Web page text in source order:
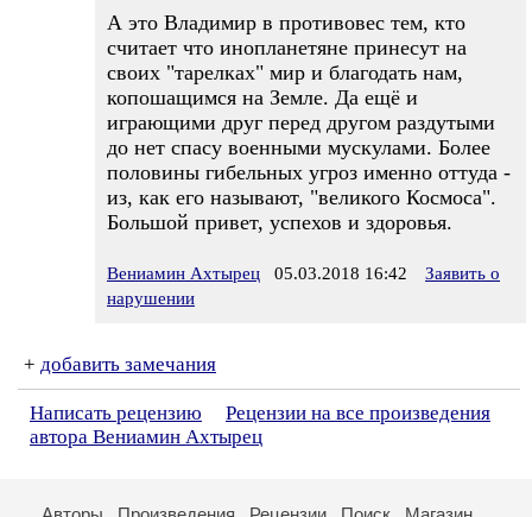
А это Владимир в противовес тем, кто
считает что инопланетяне принесут на
своих "тарелках" мир и благодать нам,
копошащимся на Земле. Да ещё и
играющими друг перед другом раздутыми
до нет спасу военными мускулами. Более
половины гибельных угроз именно оттуда -
из, как его называют, "великого Космоса".
Большой привет, успехов и здоровья.
Вениамин Ахтырец 05.03.2018 16:42
Заявить о
нарушении
+ добавить замечания
Написать рецензию
Рецензии на все произведения
автора Вениамин Ахтырец